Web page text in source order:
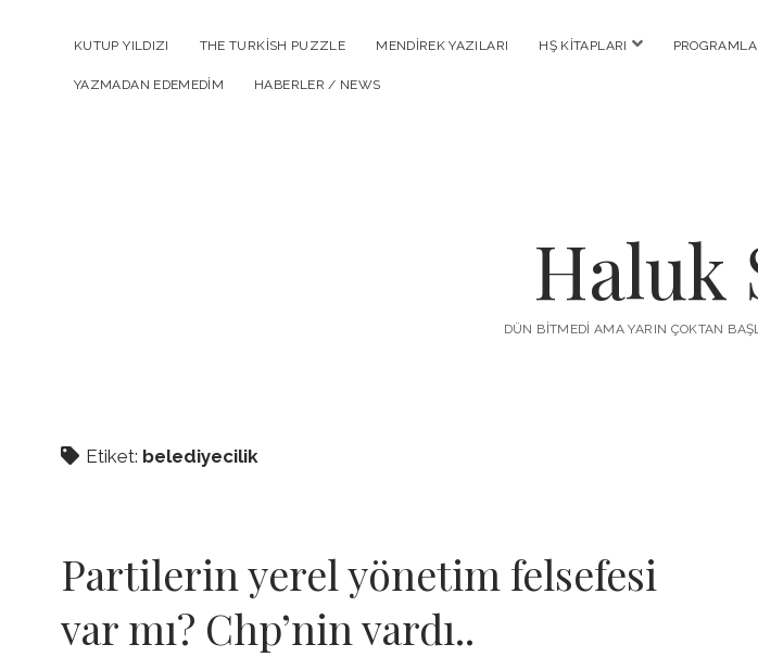
KUTUP YILDIZI THE TURKISH PUZZLE MENDIREK YAZILARI HŞ KITAPLARI menüyü
YAZMADAN EDEMEDIM HABERLER / NEWS
Haluk
DÜN BITMEDI AMA YARIN ÇOKTAN
Etiket: belediyecilik
Partilerin yerel yönetim felsefesi
var mı? Chp’nin vardı..